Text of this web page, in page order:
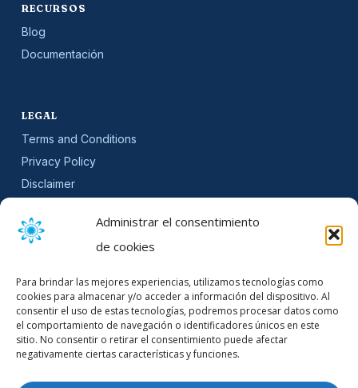
Administrar el consentimiento
de cookies
Para brindar las mejores experiencias, utilizamos tecnologías como
cookies para almacenar y/o acceder a información del dispositivo. Al
consentir el uso de estas tecnologías, podremos procesar datos como
el comportamiento de navegación o identificadores únicos en este
sitio. No consentir o retirar el consentimiento puede afectar
negativamente ciertas características y funciones.
RECURSOS
Blog
Documentación
LEGAL
Terms and Conditions
Privacy Policy
Disclaimer
Cookie Policy (EU)
Get software updates and practical tips.
Email Address